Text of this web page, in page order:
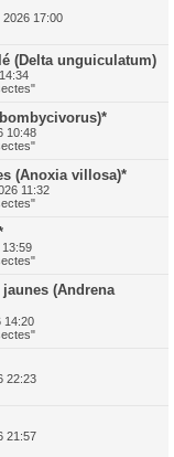
2026 17:00
(Delta unguiculatum)
10:48
(Anoxia villosa)*
11:32
13:59
jaunes (Andrena
14:20
22:23
21:57